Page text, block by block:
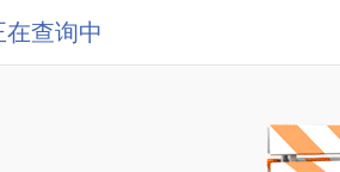
在查询中